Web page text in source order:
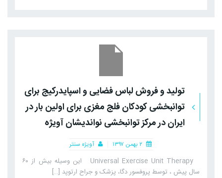
تولید و فروش لباس فضایی و اسپایدرکیج برای
توانبخشی کودکان فلج مغزی برای اولین بار در
ایران در مرکز توانبخشی نواندیشان آویژه
۲ بهمن ۱۳۹۷ آویژه سنتر
Universal Exercise Unit Therapy این وسیله بیش از ۶۰
سال پیش ، توسط پروفسور دگا، پزشک و جراح ارتوپد […]